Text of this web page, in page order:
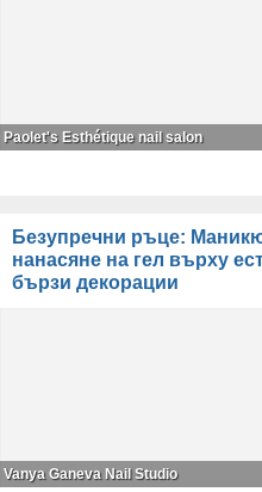
Paolet's Esthétique nail salon
Безупречни ръце:
нанасяне на гел върху
бързи декорации
Vanya Ganeva Nail Studio